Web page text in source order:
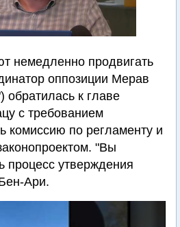
немедленно продвигать
оппозиции Мерав
к главе
с требованием
комиссию по регламенту и
"Вы
процесс утверждения
Ари.